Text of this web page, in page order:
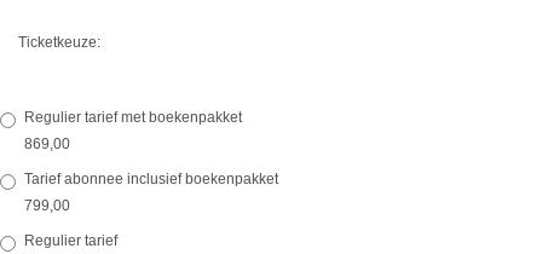
Ticketkeuze:
Regulier tarief met boekenpakket
869,00
Tarief abonnee inclusief boekenpakket
799,00
Regulier tarief